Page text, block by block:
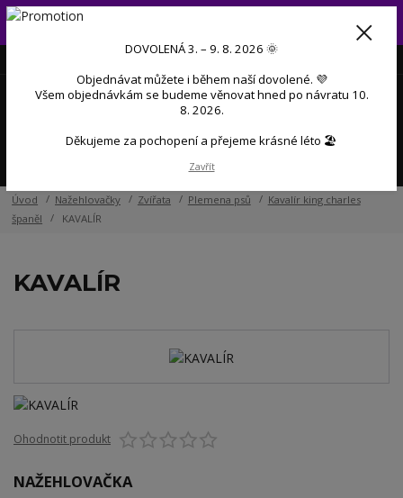
Od 3. do 9. 8. 2026 budeme mít dovolenou 💜 Objednávky přijaté
během dovolené začneme postupně zpracovávat po návratu 💜
Úvod Nažehlovačky Zvířata Plemena psů
Kavalír king charles
španěl
KAVALÍR
KAVALÍR
Ohodnotit produkt
NAŽEHLOVAČKA
DOVOLENÁ 3. – 9. 8. 2026 🌞
Objednávat můžete i během naší dovolené. 💜
Všem objednávkám se budeme věnovat hned po návratu 10.
8. 2026.
Děkujeme za pochopení a přejeme krásné léto 🏖️
Zavřít